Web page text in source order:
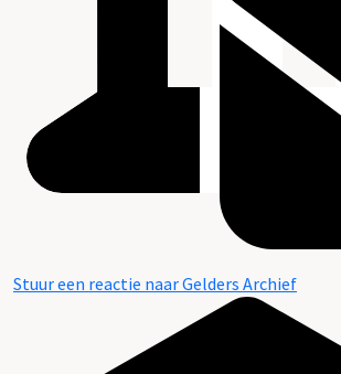
Stuur een reactie naar Gelders Archief